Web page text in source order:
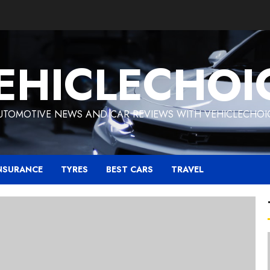
NEWS AND CAR REVIEWS WITH
TYRES BEST CARS TRAVEL